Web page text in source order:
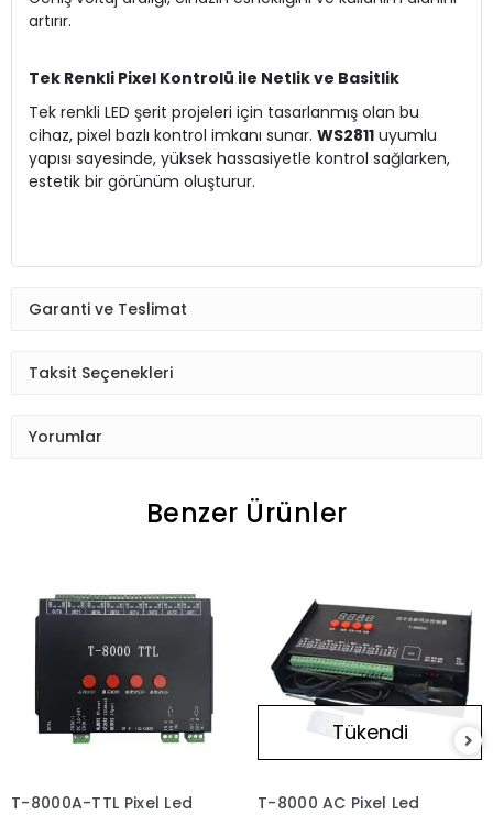
artırır.
Tek Renkli Pixel Kontrolü ile Netlik ve Basitlik
Tek renkli LED şerit projeleri için tasarlanmış olan bu
cihaz, pixel bazlı kontrol imkanı sunar. WS2811 uyumlu
yapısı sayesinde, yüksek hassasiyetle kontrol sağlarken,
estetik bir görünüm oluşturur.
Garanti ve Teslimat
Taksit Seçenekleri
Yorumlar
Benzer Ürünler
T-8000A-TTL Pixel Led
Tükendi
T-8000 AC Pixel Led